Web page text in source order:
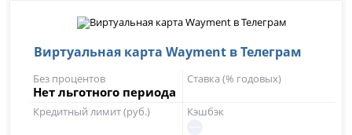
Виртуальная карта Wayment в Телеграм
Без процентов
Нет льготного периода
Ставка (% годовых)
Кредитный лимит (руб.) Кэшбэк